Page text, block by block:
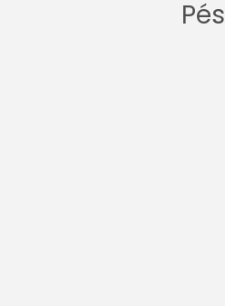
Pés